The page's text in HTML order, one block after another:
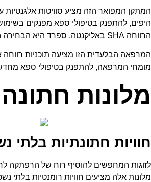
המתקן המפואר הזה מציע סוויטות אלגנטיות
היפים, להתפנק בטיפולי ספא מפנקים
הרווחה SHA באליקנטה, ספרד היא הבחירה המושלמת.
המרפאה הבלעדית הזו מציעה תוכניות רווחה
מומחי המרפאה, להתפנק בטיפולי ספא
מלונות
חוויות חתונתיות בלתי
לזוגות המחפשים להוסיף רוח של הרפתקה
מלונות אלה מציעים חוויות רומנטיות